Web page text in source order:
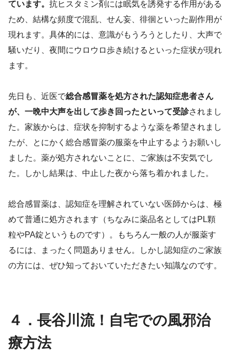
ています。 抗ヒスタミン剤には眠気を誘発する作用がある
ため、結構な頻度で混乱、せん妄、徘徊といった副作用が
現れます。具体的には、意識がもうろうとしたり、大声で
騒いだり、夜間にウロウロ歩き続けるといった症状が現れ
ます。
先日も、近医で総合感冒薬を処方された認知症患者さん
が、一晩中大声を出して歩き回ったといって受診されまし
た。家族からは、症状を抑制するような薬を希望されまし
たが、とにかく総合感冒薬の服薬を中止するようお願いし
ました。薬が処方されないことに、ご家族は不安気でし
た。しかし結果は、中止した夜から落ち着かれました。
総合感冒薬は、認知症を理解されていない医師からは、極
めて普通に処方されます（ちなみに薬品名としてはPL顆
粒やPA錠というものです）。もちろん一般の人が服薬す
るには、まったく問題ありません。しかし認知症のご家族
の方には、ぜひ知っておいていただきたい知識なのです。
４．長谷川流！自宅での風邪治
療方法